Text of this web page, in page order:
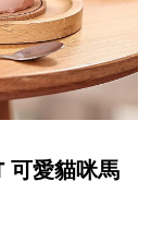
可愛貓咪馬